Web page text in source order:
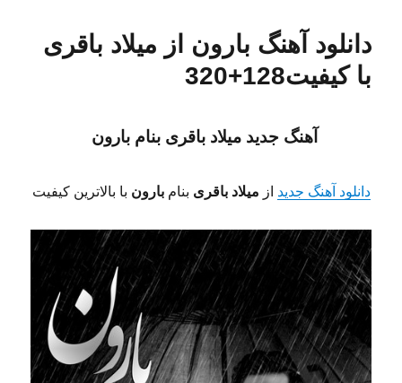
دانلود آهنگ بارون از میلاد باقری
با کیفیت128+320
آهنگ جدید میلاد باقریبنام بارون
دانلود آهنگ جدید از میلاد باقری بنامبارون با بالاترین کیفیت